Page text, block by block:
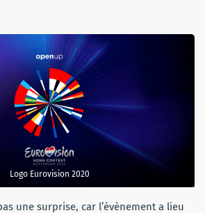
Logo Eurovision 2020
une surprise, car l’évènement a lieu